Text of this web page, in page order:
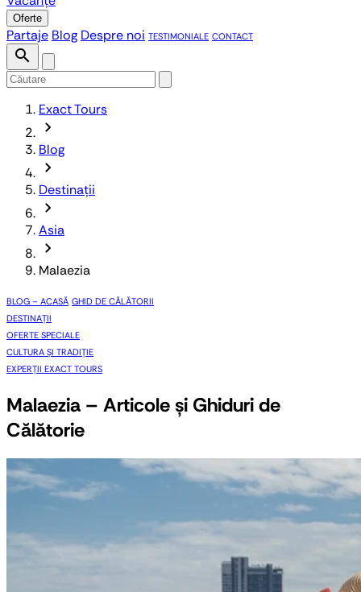
Oferte
Partaje Blog Despre noi TESTIMONIALE CONTACT
search
Exact Tours
chevron_forward
Blog
chevron_forward
Destinații
chevron_forward
Asia
chevron_forward
Malaezia
BLOG – ACASĂ GHID DE CĂLĂTORII
DESTINAȚII
OFERTE SPECIALE
CULTURA ȘI TRADIȚIE
EXPERȚII EXACT TOURS
Malaezia – Articole și Ghiduri de
Călătorie